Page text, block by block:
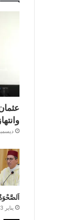
ديسمبر 16,
يناير 3, 2019